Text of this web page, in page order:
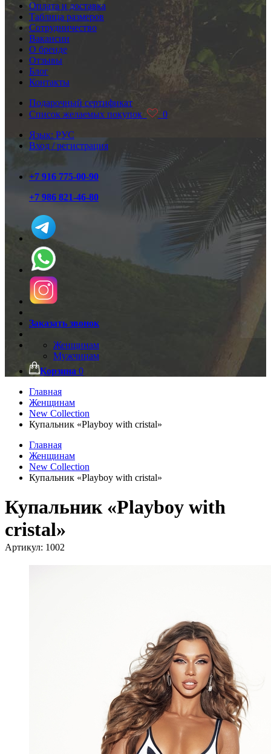
Оплата и доставка
Таблица размеров
Сотрудничество
Вакансии
О бренде
Отзывы
Блог
Контакты
Подарочный сертификат
Список желаемых покупок
0
Язык: РУС
Вход / регистрация
+7 916 775-00-90
+7 986 821-46-80
Заказать звонок
Женщинам
Мужчинам
Корзина 0
Главная
Женщинам
New Collection
Купальник «Playboy with cristal»
Главная
Женщинам
New Collection
Купальник «Playboy with cristal»
Купальник «Playboy with
cristal»
Артикул: 1002